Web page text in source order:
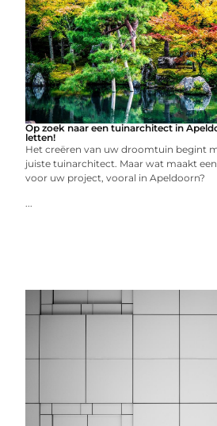
Op zoek naar een tuinarchitect in
letten!
Het creëren van uw droomtuin begint
juiste tuinarchitect. Maar wat maakt
voor uw project, vooral in Apeldoorn?
...